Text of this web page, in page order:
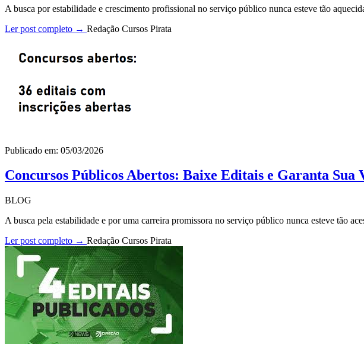
A busca por estabilidade e crescimento profissional no serviço público nunca esteve tão
Ler post completo → Redação Cursos Pirata
Publicado em: 05/03/2026
Concursos Públicos Abertos: Baixe Editais e Garanta Sua
BLOG
A busca pela estabilidade e por uma carreira promissora no serviço público nunca esteve tão
Ler post completo → Redação Cursos Pirata